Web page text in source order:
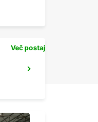
Več postaj